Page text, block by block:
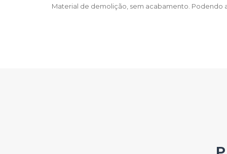
Material de demolição, sem acabamento. Podendo